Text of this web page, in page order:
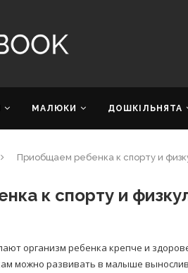
МАЛЮКИ ДОШКІЛЬНЯТА
Приобщаем ребенка к спорту и
к спорту и
организм ребенка крепче и
можно развивать в малыше